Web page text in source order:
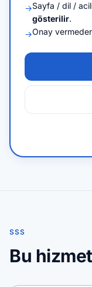
→Sayfa / dil /
gösterilir.
→Onay
SSS
Bu